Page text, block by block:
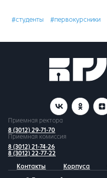
#студенты #первокурсники
Приемная ректора
8 (3012) 29-71-70
Приемная комиссия
8 (3012) 21-74-26
8 (3012) 22-77-22
Контакты
Корпуса